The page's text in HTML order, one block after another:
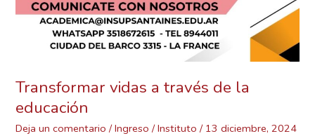
Transformar vidas a través de la
educación
Deja un comentario /Ingreso /Instituto/ 13 diciembre, 2024